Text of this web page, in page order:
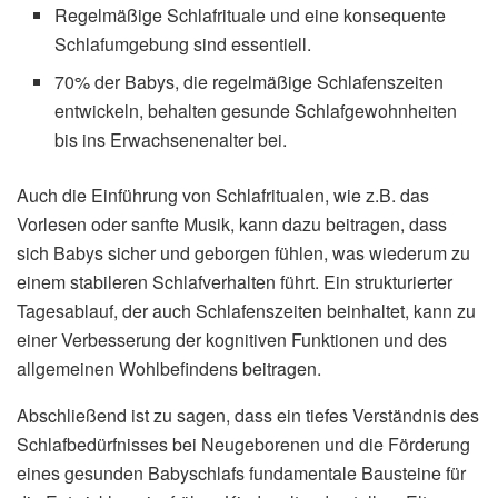
Regelmäßige Schlafrituale und eine konsequente
Schlafumgebung sind essentiell.
70% der Babys, die regelmäßige Schlafenszeiten
entwickeln, behalten gesunde Schlafgewohnheiten
bis ins Erwachsenenalter bei.
Auch die Einführung von Schlafritualen, wie z.B. das
Vorlesen oder sanfte Musik, kann dazu beitragen, dass
sich Babys sicher und geborgen fühlen, was wiederum zu
einem stabileren Schlafverhalten führt. Ein strukturierter
Tagesablauf, der auch Schlafenszeiten beinhaltet, kann zu
einer Verbesserung der kognitiven Funktionen und des
allgemeinen Wohlbefindens beitragen.
Abschließend ist zu sagen, dass ein tiefes Verständnis des
Schlafbedürfnisses bei Neugeborenen und die Förderung
eines gesunden Babyschlafs fundamentale Bausteine für